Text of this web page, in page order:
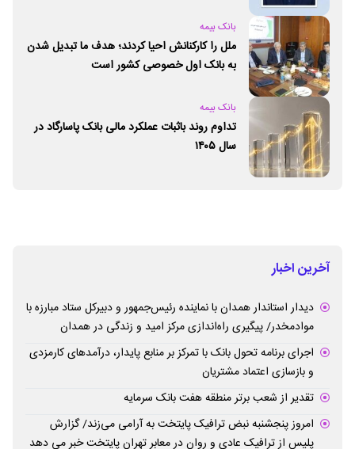
بانک بیمه
ملل را کارکنانش احیا کردند؛ هدف ما تبدیل شدن
به بانک اول خصوصی کشور است
بانک بیمه
تداوم روند باثبات عملکرد مالی بانک پاسارگاد در
سال ۱۴۰۵
آخرین اخبار
دیدار استاندار همدان با نماینده رئیس‌جمهور و دبیرکل ستاد مبارزه با
موادمخدر/ پیگیری راه‌اندازی مرکز امید و زندگی در همدان
اجرای برنامه تحول بانک با تمرکز بر منابع پایدار، درآمدهای کارمزدی
و بازسازی اعتماد مشتریان
تقدیر از شعب برتر منطقه هفت بانک سرمایه
امروز پنجشنبه نبض ترافیک پایتخت به آرامی می‌زند/ گزارش
پلیس از ترافیک عادی و روان در معابر تهران پایتخت خبر می دهد